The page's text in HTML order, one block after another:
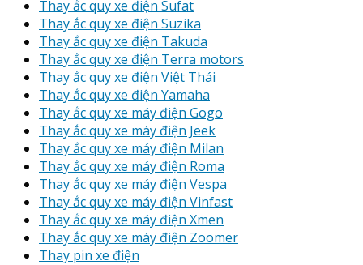
Thay ắc quy xe điện Sufat
Thay ắc quy xe điện Suzika
Thay ắc quy xe điện Takuda
Thay ắc quy xe điện Terra motors
Thay ắc quy xe điện Việt Thái
Thay ắc quy xe điện Yamaha
Thay ắc quy xe máy điện Gogo
Thay ắc quy xe máy điện Jeek
Thay ắc quy xe máy điện Milan
Thay ắc quy xe máy điện Roma
Thay ắc quy xe máy điện Vespa
Thay ắc quy xe máy điện Vinfast
Thay ắc quy xe máy điện Xmen
Thay ắc quy xe máy điện Zoomer
Thay pin xe điện